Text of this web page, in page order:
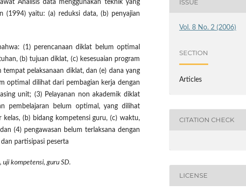
Analisis data menggunakan teknik yang
(1994) yaitu: (a) reduksi data, (b) penyajian
(1) perencanaan diklat belum optimal
(b) tujuan diklat, (c) kesesuaian program
pelaksanaan diklat, dan (e) dana yang
optimal dilihat dari pembagian kerja dengan
unit; (3) Pelayanan non akademik diklat
pembelajaran belum optimal, yang dilihat
(b) bidang kompetensi guru, (c) waktu,
(4) pengawasan belum terlaksana dengan
partisipasi peserta
uji kompetensi, guru SD.
ISSUE
Vol. 8 No. 2 (2006)
SECTION
Articles
CITATION CHECK
LICENSE